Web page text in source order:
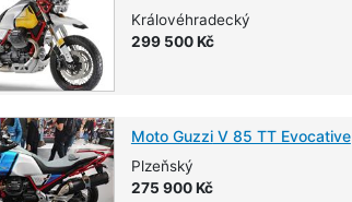
Královéhradecký
299 500 Kč
Moto GuzziV 85 TT Evocative
Plzeňský
275 900 Kč